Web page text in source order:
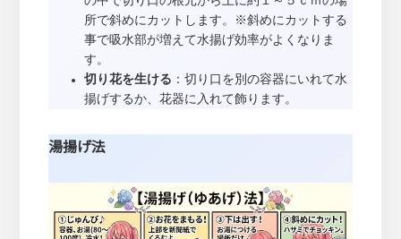
所で斜めにカットします。※斜めにカットする
事で吸水部が増えて水揚げ効率がよくなりま
す。
切り花を生ける ：切り口を別の容器にいれて水
揚げするか、花器に入れて飾ります。
湯揚げ法